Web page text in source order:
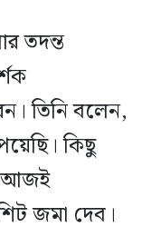
তদন্ত
তিনি বলেন,
কিছু
আজই
জমা দেব।